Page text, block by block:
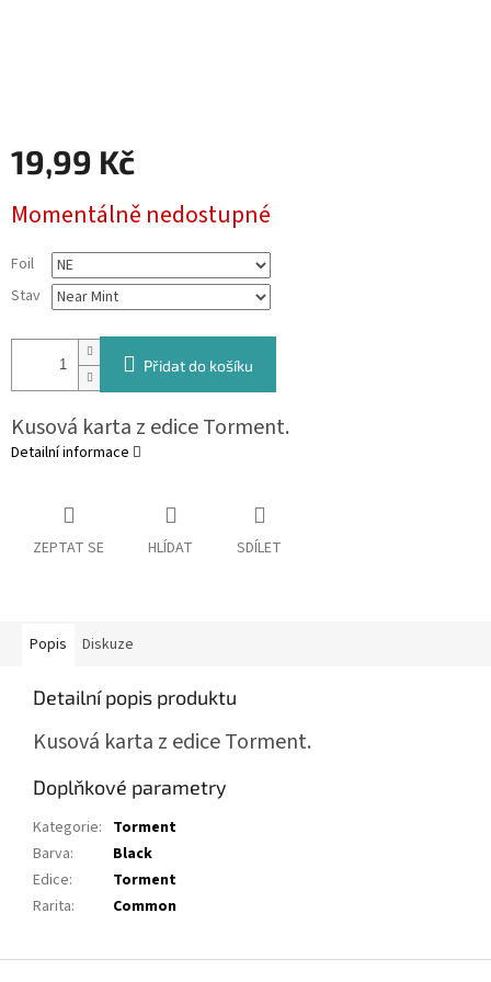
19,99 Kč
cena:
Momentálně nedostupné
Foil
Stav
Přidat do košíku
Kusová karta z edice Torment.
Detailní informace
ZEPTAT SE HLÍDAT SDÍLET
Popis Diskuze
Detailní popis produktu
Kusová karta z edice Torment.
Doplňkové parametry
Kategorie: Torment
Barva:
Black
Edice:
Torment
Rarita: Common